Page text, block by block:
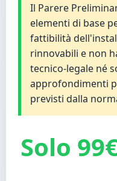
Il Parere
elementi di base
fattibilità
rinnovabili e non
tecnico‑legale né
approfondimenti
previsti dalla
Solo